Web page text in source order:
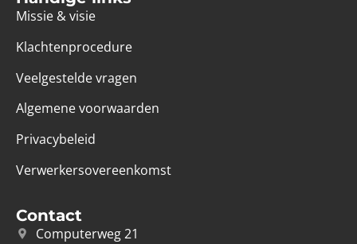
Missie & visie
Klachtenprocedure
Veelgestelde vragen
Algemene voorwaarden
Privacybeleid
Verwerkersovereenkomst
Contact
Computerweg 21